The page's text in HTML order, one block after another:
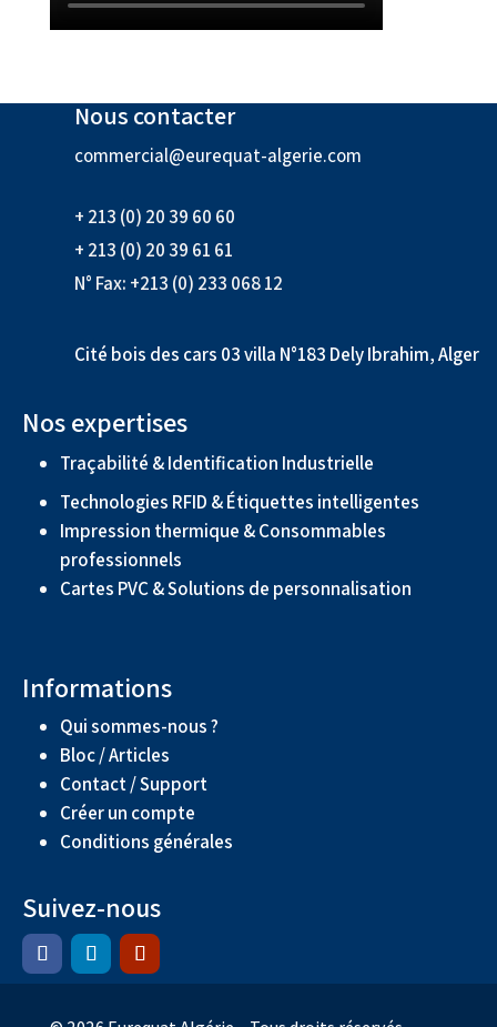
Nous contacter
commercial@eurequat-algerie.com
+ 213 (0) 20 39 60 60
+ 213 (0) 20 39 61 61
N° Fax: +213 (0) 233 068 12
Cité bois des cars 03 villa N°183 Dely Ibrahim, Alger
Nos expertises
Traçabilité & Identification Industrielle
Technologies RFID & Étiquettes intelligentes
Impression thermique & Consommables
professionnels
Cartes PVC & Solutions de personnalisation
Informations
Qui sommes-nous ?
Bloc / Articles
Contact / Support
Créer un compte
Conditions générales
Suivez-nous